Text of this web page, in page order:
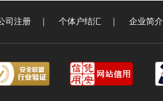
司注册｜ 个体户结汇 企业简介